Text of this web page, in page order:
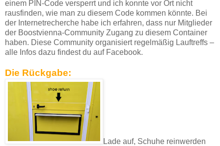
einem PIN-Code versperrt und ich konnte vor Ort nicht
rausfinden, wie man zu diesem Code kommen könnte. Bei
der Internetrecherche habe ich erfahren, dass nur Mitglieder
der Boostvienna-Community Zugang zu diesem Container
haben. Diese Community organisiert regelmäßig Lauftreffs –
alle Infos dazu findest du auf Facebook.
Die Rückgabe:
Lade auf, Schuhe reinwerden